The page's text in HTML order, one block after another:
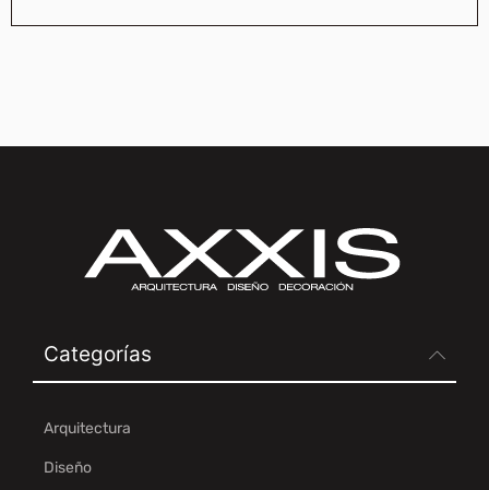
Categorías
Arquitectura
Diseño